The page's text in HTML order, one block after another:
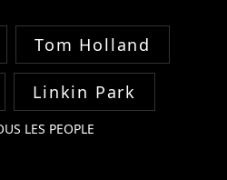
Tom Holland
Linkin Park
LES PEOPLE